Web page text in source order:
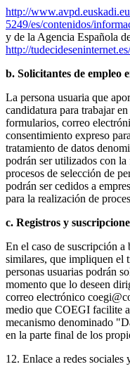
http://
5249/es/contenidos/
y de la Agencia Española
http://
b. Solicitantes de empleo
La persona usuaria que
candidatura para trabajar
formularios, correo
consentimiento expreso
tratamiento de datos
podrán ser utilizados con
procesos de selección de
podrán ser cedidos a
para la realización de
c. Registros y
En el caso de suscripción
similares, que impliquen el
personas usuarias podrán
momento que lo deseen
correo electrónico
medio que COEGI facilite
mecanismo denominado
en la parte final de los
12. Enlace a redes sociales